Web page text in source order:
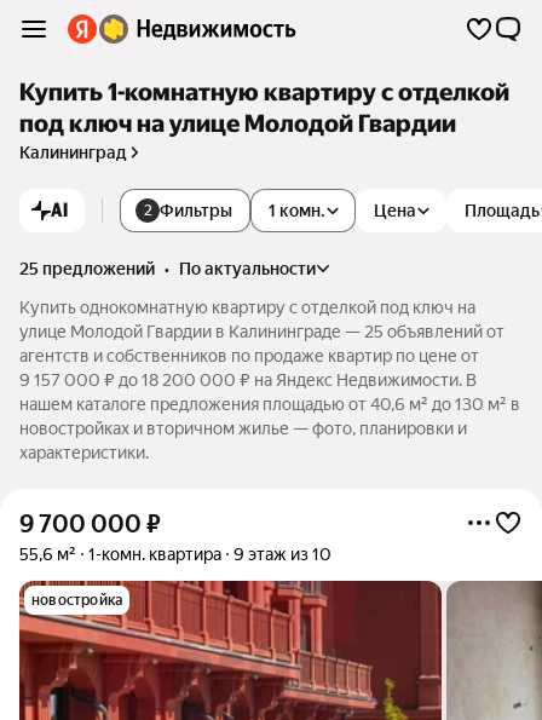
Купить 1-комнатную квартиру с отделкой
под ключ на улице Молодой Гвардии
Калининград
AI 2 Фильтры 1 комн. Цена Площадь
25 предложений •
по актуальности
Купить однокомнатную квартиру с отделкой под ключ на
улице Молодой Гвардии в Калининграде — 25 объявлений от
агентств и собственников по продаже квартир по цене от
9 157 000 ₽ до 18 200 000 ₽ на Яндекс Недвижимости. В
нашем каталоге предложения площадью от 40,6 м² до 130 м² в
новостройках и вторичном жилье — фото, планировки и
характеристики.
9 700 000 ₽
55,6 м² 1-комн. квартира 9 этаж из 10
новостройка